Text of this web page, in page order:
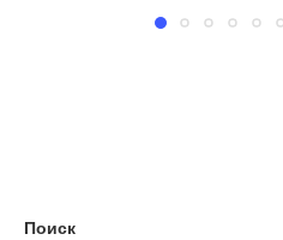
Поиск